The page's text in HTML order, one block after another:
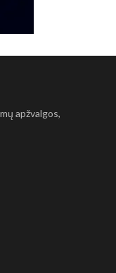
apžvalgos,